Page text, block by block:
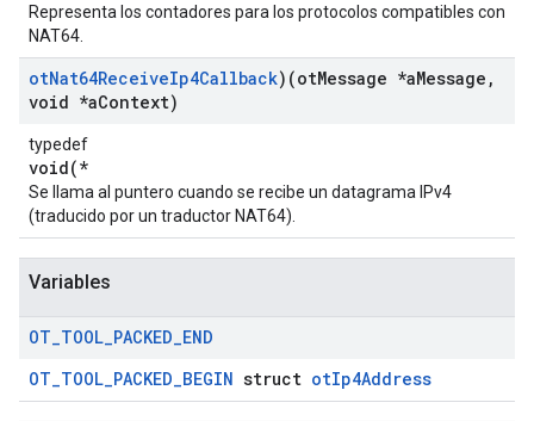
Representa los contadores para los protocolos compatibles con
NAT64.
otNat64ReceiveIp4Callback)(otMessage *aMessage ,
void *aContext)
typedef
void(*
Se llama al puntero cuando se recibe un datagrama IPv4
(traducido por un traductor NAT64).
Variables
OT_TOOL_PACKED_END
OT_TOOL_PACKED_BEGIN struct otIp4Address